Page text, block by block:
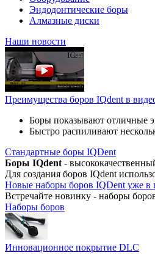
Эндодонтические боры
Алмазные диски
Наши новости
Преимущества боров IQdent в
Боры показывают отличные
Быстро распиливают
Стандартные боры IQDent
Боры IQdent -
Для создания боров IQdent
Новые наборы боров IQDent уже в
Встречайте новинку - наборы
Наборы боров
Инновационное покрытие DLC